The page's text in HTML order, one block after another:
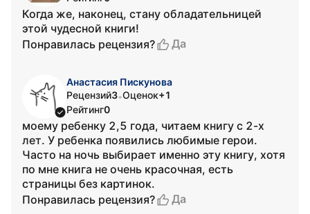
Когда же, наконец, стану обладательницей
этой чудесной книги!
Понравилась рецензия?
Да
Анастасия Пискунова
Рецензий3•Оценок+1
Рейтинг0
моему ребенку 2,5 года, читаем книгу с 2-х
лет. У ребенка появились любимые герои.
Часто на ночь выбирает именно эту книгу, хотя
по мне книга не очень красочная, есть
страницы без картинок.
Понравилась рецензия?
Да